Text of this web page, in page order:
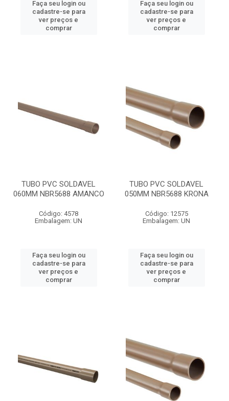
Faça seu login ou
cadastre-se para
ver preços e
comprar
Faça seu login ou
cadastre-se para
ver preços e
comprar
TUBO PVC SOLDAVEL
060MM NBR5688 AMANCO
Código: 4578
Embalagem: UN
Faça seu login ou
cadastre-se para
ver preços e
comprar
TUBO PVC SOLDAVEL
050MM NBR5688 KRONA
Código: 12575
Embalagem: UN
Faça seu login ou
cadastre-se para
ver preços e
comprar